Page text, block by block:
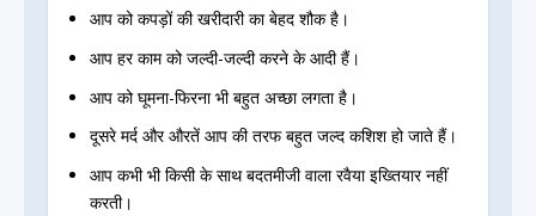
आप को कपड़ों की खरीदारी का बेहद शौक है।
आप हर काम को जल्दी-जल्दी करने के आदी हैं।
आप को घूमना-फिरना भी बहुत अच्छा लगता है।
दूसरे मर्द और औरतें आप की तरफ बहुत जल्द कशिश हो जाते हैं।
आप कभी भी किसी के साथ बदतमीजी वाला रवैया इख्तियार नहीं
करती।